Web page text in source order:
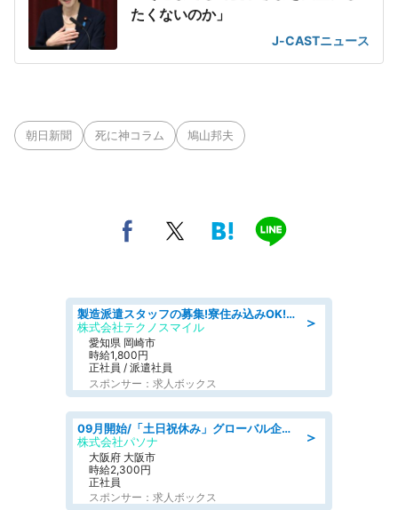
たくないのか」
J-CASTニュース
朝日新聞 死に神コラム 鳩山邦夫
＞
製造派遣スタッフの募集!寮住み込みOK!カーエアコンの検査業務 denso aichi
株式会社テクノスマイル
愛知県 岡崎市
時給1,800円
正社員 / 派遣社員
スポンサー：求人ボックス
＞
09月開始/「土日祝休み」グローバル企業での産業保健のお仕事/保健師/高時給/残業なし/服装自由
株式会社パソナ
大阪府 大阪市
時給2,300円
正社員
スポンサー：求人ボックス